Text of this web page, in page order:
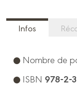
Infos
Nombre de
ISBN 978-2-